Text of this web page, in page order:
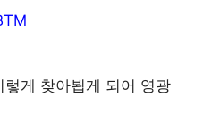
게 찾아뵙게 되어 영광